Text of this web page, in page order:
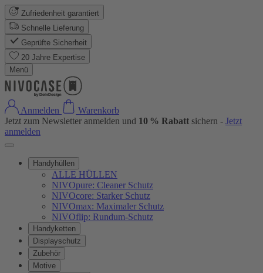
Zufriedenheit garantiert
Schnelle Lieferung
Geprüfte Sicherheit
20 Jahre Expertise
Menü
Anmelden
Warenkorb
Jetzt zum Newsletter anmelden und 10 % Rabatt sichern - Jetzt
anmelden
Handyhüllen
ALLE HÜLLEN
NIVOpure: Cleaner Schutz
NIVOcore: Starker Schutz
NIVOmax: Maximaler Schutz
NIVOflip: Rundum-Schutz
Handyketten
Displayschutz
Zubehör
Motive